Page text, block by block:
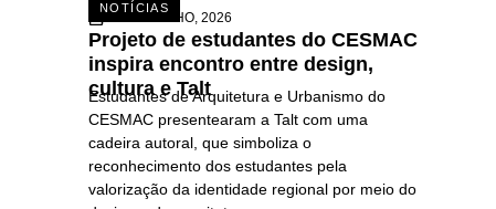
NOTÍCIAS
15 DE JULHO, 2026
Projeto de estudantes do CESMAC
inspira encontro entre design,
cultura e Talt
Estudantes de Arquitetura e Urbanismo do
CESMAC presentearam a Talt com uma
cadeira autoral, que simboliza o
reconhecimento dos estudantes pela
valorização da identidade regional por meio do